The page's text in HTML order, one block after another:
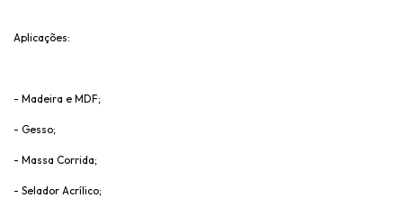
Aplicações:
- Madeira e MDF;
- Gesso;
- Massa Corrida;
- Selador Acrílico;